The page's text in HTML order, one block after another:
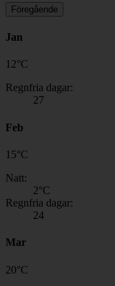
Föregående
Jan
12°C
Regnfria dagar:
27
Feb
15°C
Natt:
2°C
Regnfria dagar:
24
Mar
20°C